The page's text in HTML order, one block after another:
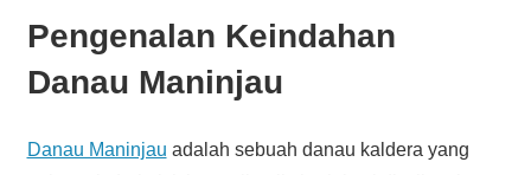
Pengenalan Keindahan
Danau Maninjau
Danau Maninjau adalah sebuah danau kaldera yang